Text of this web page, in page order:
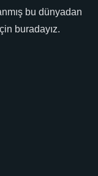
bu dünyadan
buradayız.